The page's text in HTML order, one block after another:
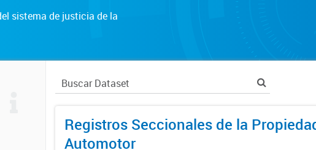
sistema de justicia de la
Registros Seccionales de la
Automotor